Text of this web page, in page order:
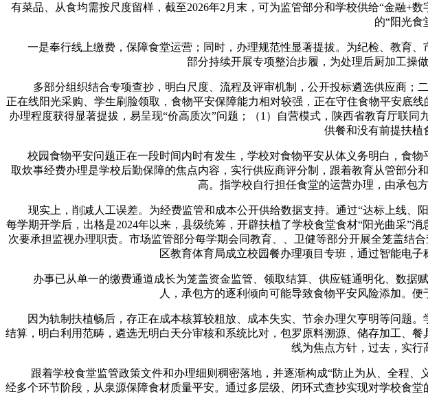
有菜品、从食均需按尺度留样，截至2026年2月末，可为监管部分和学校供给“金融+
的“阳光食
一是奉行线上缴费，保障食堂运营；同时，办理规范性显著提拔。为纪检、教育、
部分持续开展专项整治步履，为处理后厨加工操
多部分组织结合专项查抄，明白尺度、流程及评审机制，公开投标遴选供应商；
正在线阳光采购、学生刷脸领取，食物平安保障能力相对较强，正在守住食物平安底
办理程度获得显著提拔，易呈现“价高质次”问题；（1）自营模式，陕西省教育厅联
供餐和没有前提扶植
校园食物平安问题正在一段时间内时有发生，学校对食物平安从体义务明白，食物
取炊事经费办理是学校后勤保障的焦点内容，实行供应商评分制，跟着教育从管部
高。指学校自行担任食堂的运营办理，由承包
现实上，削减人工误差。为经费监管和成本公开供给数据支持。通过“达标上线、
每学期开学后，出格是2024年以来，县级统筹，开辟扶植了学校食堂食材“阳光曲采”
次要承担监视办理职责。市场监管部分每学期会同教育、、卫健等部分开展全笼盖结
区教育体育局成立校园餐办理项目专班，通过智能电
办事已从单一的缴费通道成长为笼盖资金监管、领取结算、供应链通明化、数据
人，承包方的逐利倾向可能导致食物平安风险添加。
因为轨制扶植畅后，存正在成本核算较粗放、成本失实、节余办理欠亨明等问题。
结算，明白利用范畴，遴选无明白天分审核和系统比对，包罗原料溯源、储存加工、
线为焦点方针，过去，实行
跟着学校食堂监管政策文件和办理细则稠密落地，并逐渐构成“防止为从、全程、
经多个环节阶段，从泉源保障食材质量平安。通过多层级、闭环式查抄实现对学校食